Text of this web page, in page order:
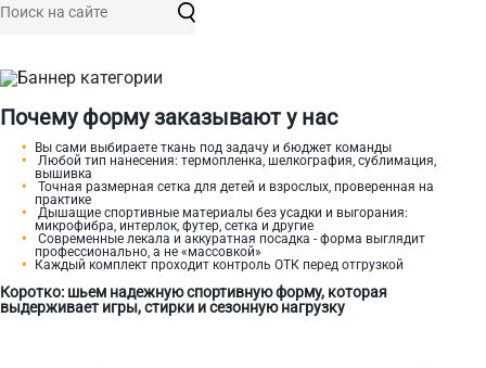
Почему форму заказывают у нас
Вы сами выбираете ткань под задачу и бюджет команды
Любой тип нанесения: термопленка, шелкография, сублимация,
вышивка
Точная размерная сетка для детей и взрослых, проверенная на
практике
Дышащие спортивные материалы без усадки и выгорания:
микрофибра, интерлок, футер, сетка и другие
Современные лекала и аккуратная посадка - форма выглядит
профессионально, а не «массовкой»
Каждый комплект проходит контроль ОТК перед отгрузкой
Коротко: шьем надежную спортивную форму, которая
выдерживает игры, стирки и сезонную нагрузку